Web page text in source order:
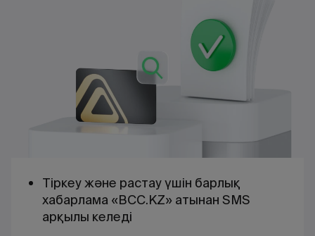
Тіркеу және растау үшін барлық
хабарлама «BCC.KZ» атынан SMS
арқылы келеді